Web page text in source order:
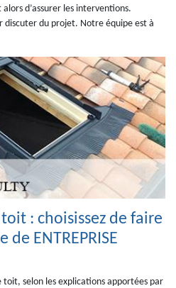
d’assurer les interventions.
discuter du projet. Notre équipe est à
: choisissez de faire
ENTREPRISE
selon les explications apportées par